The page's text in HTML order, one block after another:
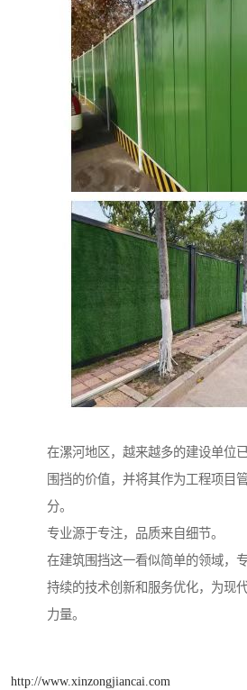
在漯河地区，越来越多的建设单位
围挡的价值，并将其作为工程项目
分。
专业源于专注，品质来自细节。
在建筑围挡这一看似简单的领域，
持续的技术创新和服务优化，为现
力量。
http://www.xinzongjiancai.com